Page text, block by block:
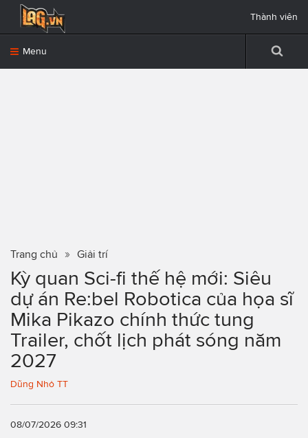
Menu
Thành viên
Trang chủ Giải trí
Kỳ quan Sci-fi thế hệ mới: Siêu
dự án Re:bel Robotica của họa sĩ
Mika Pikazo chính thức tung
Trailer, chốt lịch phát sóng năm
2027
Dũng Nhỏ TT
08/07/2026 09:31